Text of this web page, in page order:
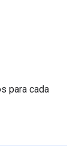
para cada